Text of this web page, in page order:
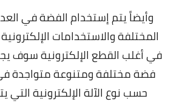
وأيضاً يتم إستخدام الفضة في
المختلفة والاستخدامات
في أغلب القطع الإلكترونية سوف
فضة مختلفة ومتنوعة متواجدة
حسب نوع الآلة الإلكترونية التي